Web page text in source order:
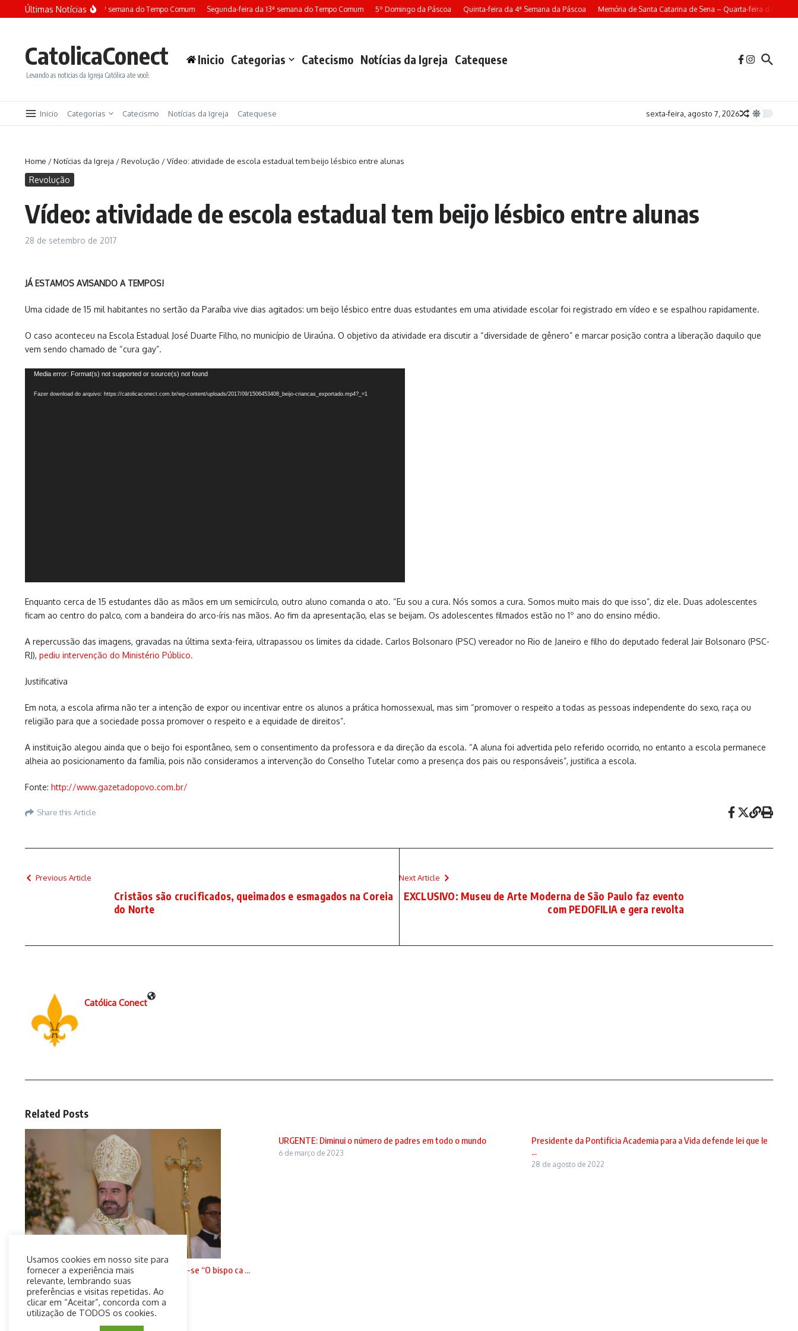
Ir para o conteúdo
Últimas Notícias
Terça-feira da 13ª semana do Tempo Comum Segunda-feira da 13ª semana do Tempo Comum 5º Domingo da Páscoa Quinta-feira da 4ª Semana da Páscoa Memória de Santa Catarina de Sena – Quarta-feira da 4ª
CatolicaConect
Levando as noticias da Igreja Católica ate você.
Inicio Categorias Catecismo Notícias da Igreja Catequese
Inicio Categorias Catecismo Notícias da Igreja Catequese sexta-feira, agosto 7, 2026
Home /Notícias da Igreja /Revolução /Vídeo: atividade de escola estadual tem beijo lésbico entre alunas
Revolução
Vídeo: atividade de escola estadual tem beijo lésbico entre alunas
28 de setembro de 2017
JÁ ESTAMOS AVISANDO A TEMPOS!
Uma cidade de 15 mil habitantes no sertão da Paraíba vive dias agitados: um beijo lésbico entre duas estudantes em uma atividade escolar foi registrado em vídeo e se espalhou rapidamente.
O caso aconteceu na Escola Estadual José Duarte Filho, no município de Uiraúna. O objetivo da atividade era discutir a “diversidade de gênero” e marcar posição contra a liberação daquilo que
vem sendo chamado de “cura gay”.
Tocador
Media error: Format(s) not supported or source(s) not found
Fazer download do arquivo: https://catolicaconect.com.br/wp-content/uploads/2017/09/1506453408_beijo-criancas_exportado.mp4?_=1
Enquanto cerca de 15 estudantes dão as mãos em um semicírculo, outro aluno comanda o ato. “Eu sou a cura. Nós somos a cura. Somos muito mais do que isso”, diz ele. Duas adolescentes
ficam ao centro do palco, com a bandeira do arco-íris nas mãos. Ao fim da apresentação, elas se beijam. Os adolescentes filmados estão no 1º ano do ensino médio.
A repercussão das imagens, gravadas na última sexta-feira, ultrapassou os limites da cidade. Carlos Bolsonaro (PSC) vereador no Rio de Janeiro e filho do deputado federal Jair Bolsonaro (PSC-
RJ), pediu intervenção do Ministério Público.
Justificativa
Em nota, a escola afirma não ter a intenção de expor ou incentivar entre os alunos a prática homossexual, mas sim “promover o respeito a todas as pessoas independente do sexo, raça ou
religião para que a sociedade possa promover o respeito e a equidade de direitos”.
A instituição alegou ainda que o beijo foi espontâneo, sem o consentimento da professora e da direção da escola. “A aluna foi advertida pelo referido ocorrido, no entanto a escola permanece
alheia ao posicionamento da família, pois não consideramos a intervenção do Conselho Tutelar como a presença dos pais ou responsáveis”, justifica a escola.
Fonte: http://www.gazetadopovo.com.br/
Share this Article
Previous Article
Cristãos são crucificados, queimados e esmagados na Coreia
do Norte
Next Article
EXCLUSIVO: Museu de Arte Moderna de São Paulo faz evento
com PEDOFILIA e gera revolta
Católica Conect
Related Posts
Fiéis e clérigos da diocese de Jundiaí cansam-se “O bispo ca ...
20 de setembro de 2024
URGENTE: Diminui o número de padres em todo o mundo
6 de março de 2023
Presidente da Pontifícia Academia para a Vida defende lei que le
...
28 de agosto de 2022
Usamos cookies em nosso site para
fornecer a experiência mais
relevante, lembrando suas
preferências e visitas repetidas. Ao
clicar em “Aceitar”, concorda com a
utilização de TODOS os cookies.